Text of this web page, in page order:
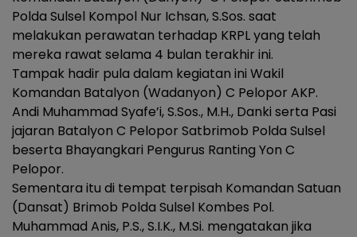
Polda Sulsel Kompol Nur Ichsan, S.Sos. saat
melakukan perawatan terhadap KRPL yang telah
mereka rawat selama 4 bulan terakhir ini.
Tampak hadir pula dalam kegiatan ini Wakil
Komandan Batalyon (Wadanyon) C Pelopor AKP.
Andi Muhammad Syafe’i, S.Sos., M.H., Danki serta Pasi
jajaran Batalyon C Pelopor Satbrimob Polda Sulsel
beserta Bhayangkari Pengurus Ranting Yon C
Pelopor.
Sementara itu di tempat terpisah Komandan Satuan
(Dansat) Brimob Polda Sulsel Kombes Pol.
Muhammad Anis, P.S., S.I.K., M.Si. mengatakan jika